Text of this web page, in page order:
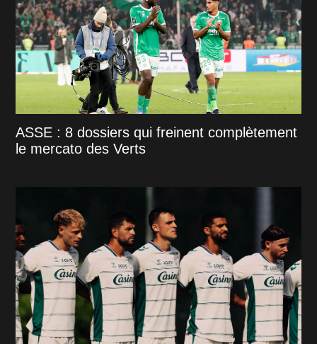
ASSE : 8 dossiers qui freinent complètement
le mercato des Verts